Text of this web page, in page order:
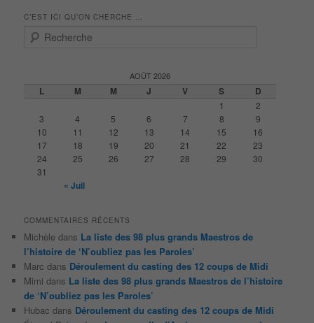
C’EST ICI QU’ON CHERCHE …
AOÛT 2026
L M M J V S D
1
2
3
4 5 6 7 8
9
10
11 12 13 14 15
16
17
18 19 20 21 22
23
24
25 26 27 28 29
30
31
« Juil
COMMENTAIRES RÉCENTS
Michèle dans La liste des 98 plus grands Maestros de
l’histoire de ‘N’oubliez pas les Paroles’
Marc dans Déroulement du casting des 12 coups de Midi
Mimi dans La liste des 98 plus grands Maestros de l’histoire
de ‘N’oubliez pas les Paroles’
Hubac dans Déroulement du casting des 12 coups de Midi